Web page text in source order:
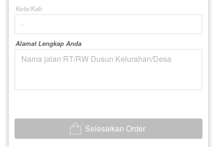
Kota/Kab
Alamat Lengkap Anda
` Selesaikan Order